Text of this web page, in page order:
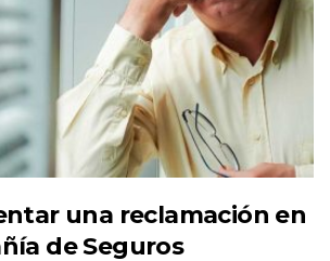
una reclamación en
de Seguros